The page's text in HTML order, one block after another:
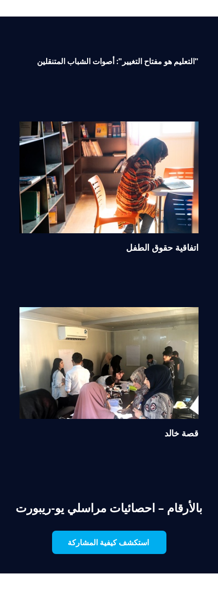
"التعليم هو مفتاح التغيير": أصوات الشباب المتنقلين
اتفاقية حقوق الطفل
قصة خالد
بالأرقام – احصائيات مراسلي يو-ريبورت
استكشف كيفية المشاركة